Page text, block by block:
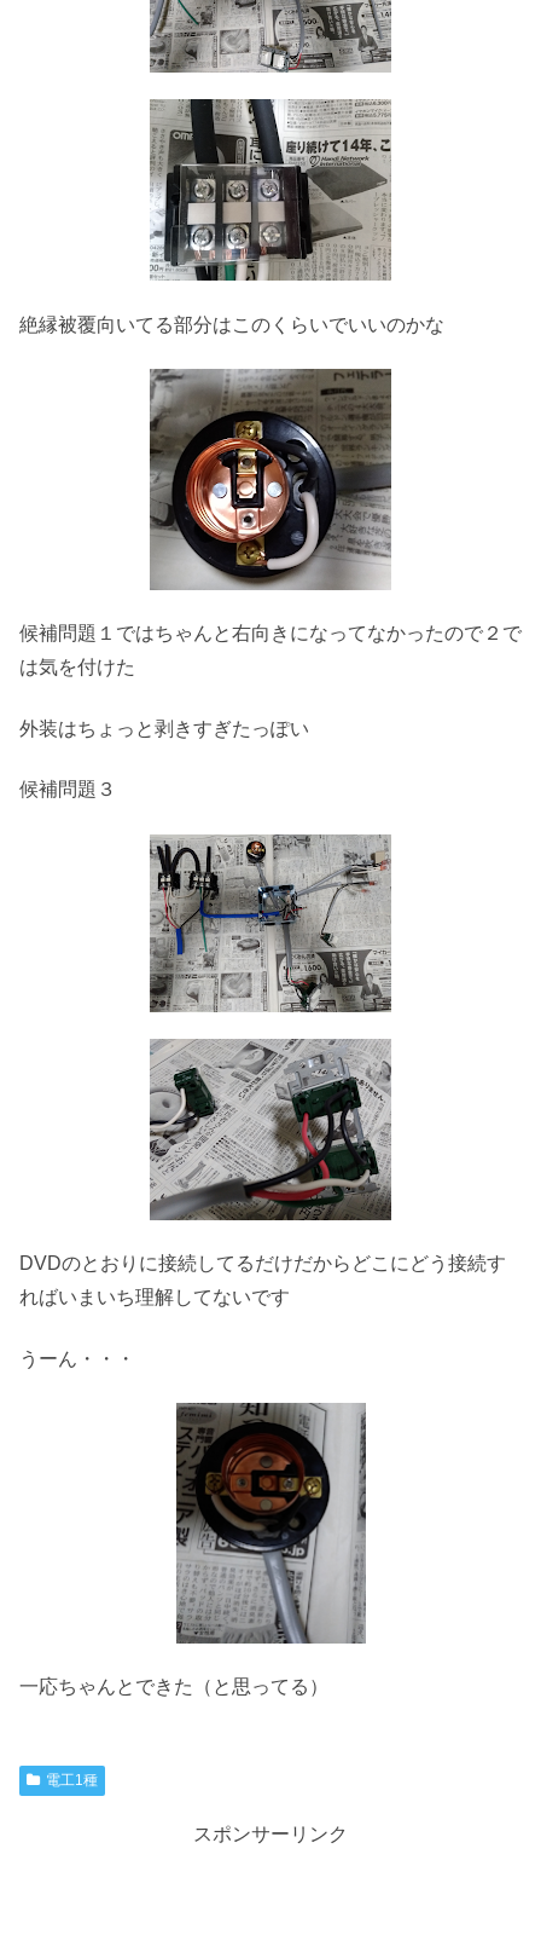
絶縁被覆向いてる部分はこのくらいでいいのかな
候補問題１ではちゃんと右向きになってなかったので２で
は気を付けた
外装はちょっと剥きすぎたっぽい
候補問題３
DVDのとおりに接続してるだけだからどこにどう接続す
ればいまいち理解してないです
うーん・・・
一応ちゃんとできた（と思ってる）
電工1種
スポンサーリンク